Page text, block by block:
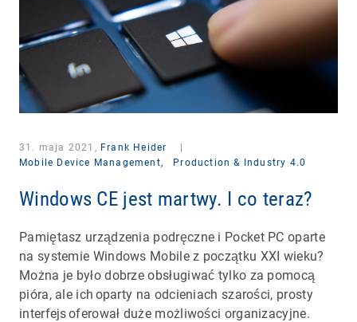
31. maja 2021, Frank Heider
Mobile Device Management,
Production & Industry 4.0
Windows CE jest martwy. I co teraz?
Pamiętasz urządzenia podręczne i Pocket PC oparte
na systemie Windows Mobile z początku XXI wieku?
Można je było dobrze obsługiwać tylko za pomocą
pióra, ale ich oparty na odcieniach szarości, prosty
interfejs oferował duże możliwości organizacyjne.